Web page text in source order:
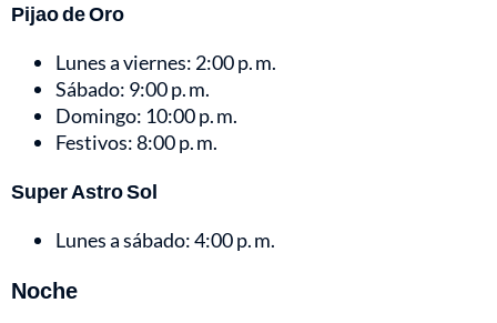
Pijao de Oro
Lunes a viernes: 2:00 p. m.
Sábado: 9:00 p. m.
Domingo: 10:00 p. m.
Festivos: 8:00 p. m.
Super Astro Sol
Lunes a sábado: 4:00 p. m.
Noche